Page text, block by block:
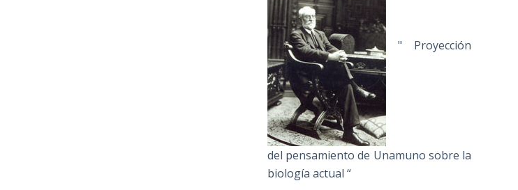
" Proyección
del pensamiento de Unamuno sobre la
biología actual “